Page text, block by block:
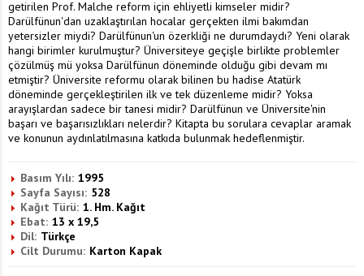
getirilen Prof. Malche reform için ehliyetli kimseler midir?
Darülfünun'dan uzaklaştırılan hocalar gerçekten ilmi bakımdan
yetersizler miydi? Darülfünun'un özerkliği ne durumdaydı? Yeni olarak
hangi birimler kurulmuştur? Üniversiteye geçişle birlikte problemler
çözülmüş mü yoksa Darülfünun döneminde olduğu gibi devam mı
etmiştir? Üniversite reformu olarak bilinen bu hadise Atatürk
döneminde gerçekleştirilen ilk ve tek düzenleme midir? Yoksa
arayışlardan sadece bir tanesi midir? Darülfünun ve Üniversite'nin
başarı ve başarısızlıkları nelerdir? Kitapta bu sorulara cevaplar aramak
ve konunun aydınlatılmasına katkıda bulunmak hedeflenmiştir.
Basım Yılı: 1995
Sayfa Sayısı: 528
Kağıt Türü: 1. Hm. Kağıt
Ebat: 13 x 19,5
Dil: Türkçe
Cilt Durumu: Karton Kapak